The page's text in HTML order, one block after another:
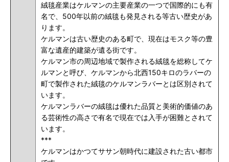
絨毯産業はケルマンの主要産業の一つで国際的にも有
名で、500年以前の絨毯も発見される等古い歴史があ
ります。
ケルマンは古い歴史のある町で、現在はモスク等の豊
富な遺産的建築が遺る街です。
ケルマン市の周辺地域で製作される絨毯を総称してケ
ルマンと呼び、ケルマンから北西150キロのラバーの
町で製作された絨毯のケルマンラバーとは区別されて
います。
ケルマンラバーの絨毯は優れた品質と美術的価値のあ
る芸術性の高さで有名で現在では入手が困難とされて
います。
***
ケルマンはかつてササン朝時代に建設された古い都市